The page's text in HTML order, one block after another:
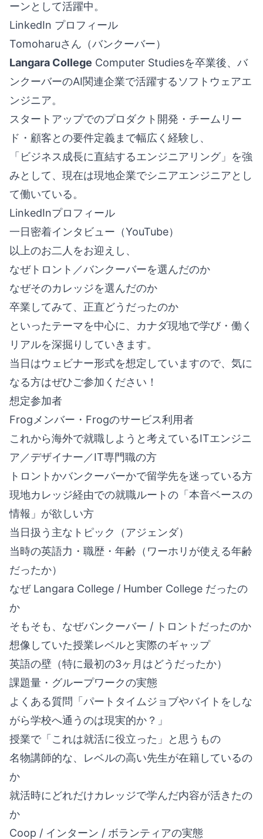
ーンとして活躍中。
LinkedIn プロフィール
Tomoharuさん（バンクーバー）
Langara College Computer Studiesを卒業後、バ
ンクーバーのAI関連企業で活躍するソフトウェアエ
ンジニア。
スタートアップでのプロダクト開発・チームリー
ド・顧客との要件定義まで幅広く経験し、
「ビジネス成長に直結するエンジニアリング」を強
みとして、現在は現地企業でシニアエンジニアとし
て働いている。
LinkedInプロフィール
一日密着インタビュー（YouTube）
以上のお二人をお迎えし、
なぜトロント／バンクーバーを選んだのか
なぜそのカレッジを選んだのか
卒業してみて、正直どうだったのか
といったテーマを中心に、カナダ現地で学び・働く
リアルを深掘りしていきます。
当日はウェビナー形式を想定していますので、気に
なる方はぜひご参加ください！
想定参加者
Frogメンバー・Frogのサービス利用者
これから海外で就職しようと考えているITエンジニ
ア／デザイナー／IT専門職の方
トロントかバンクーバーかで留学先を迷っている方
現地カレッジ経由での就職ルートの「本音ベースの
情報」が欲しい方
当日扱う主なトピック（アジェンダ）
当時の英語力・職歴・年齢（ワーホリが使える年齢
だったか）
なぜ Langara College / Humber College だったの
か
そもそも、なぜバンクーバー / トロントだったのか
想像していた授業レベルと実際のギャップ
英語の壁（特に最初の3ヶ月はどうだったか）
課題量・グループワークの実態
よくある質問「パートタイムジョブやバイトをしな
がら学校へ通うのは現実的か？」
授業で「これは就活に役立った」と思うもの
名物講師的な、レベルの高い先生が在籍しているの
か
就活時にどれだけカレッジで学んだ内容が活きたの
か
Coop / インターン / ボランティアの実態